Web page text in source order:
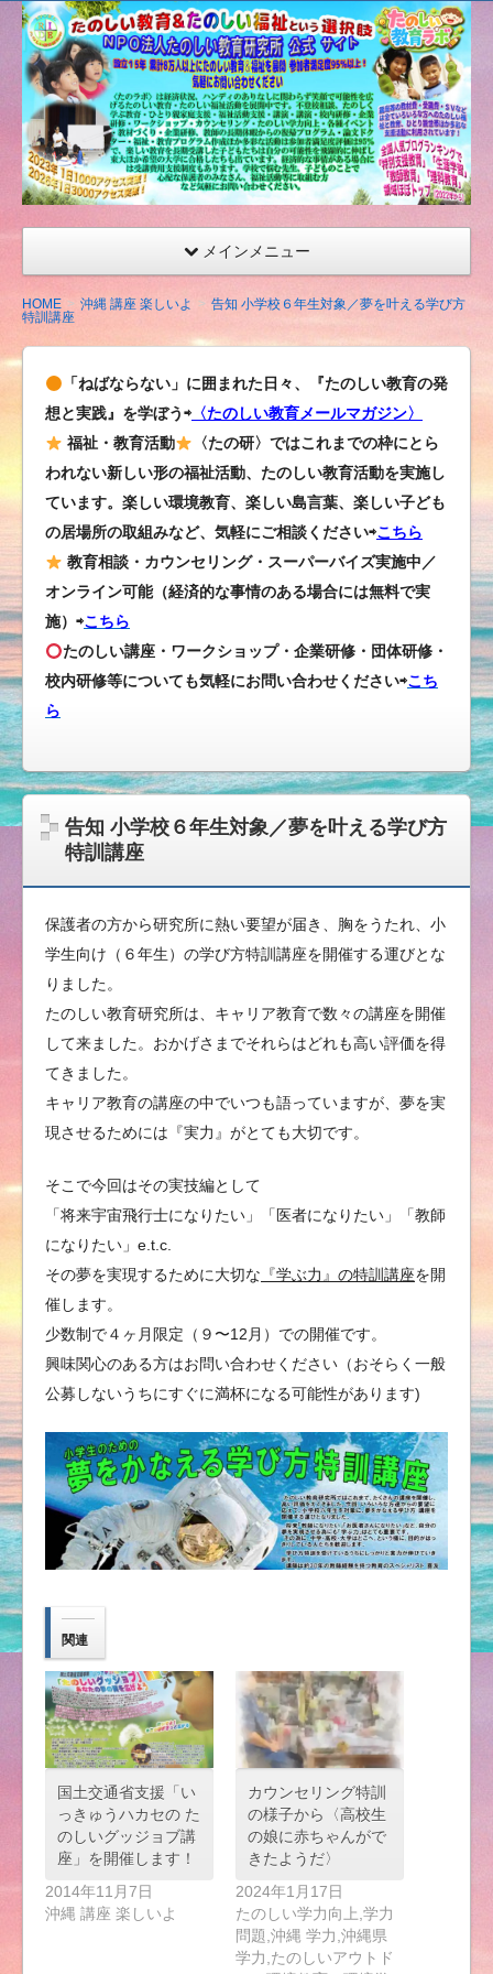
たの
しい
教育
研究
所
（沖
縄）
公式
ト
メインメニュー
HOME 沖縄 講座 楽しいよ
告知 小学校６年生対象／夢を叶える学び方
特訓講座
「ねばならない」に囲まれた日々、『たのしい教育の発
想と実践』を学ぼう⇨ 〈たのしい教育メールマガジン〉
福祉・教育活動
〈たの研〉ではこれまでの枠にとら
われない新しい形の福祉活動、たのしい教育活動を実施し
ています。楽しい環境教育、楽しい島言葉、楽しい子ども
の居場所の取組みなど、気軽にご相談ください⇨こちら
教育相談・カウンセリング・スーパーバイズ実施中／
オンライン可能（経済的な事情のある場合には無料で実
施）⇨こちら
たのしい講座・ワークショップ・企業研修・団体研修・
校内研修等についても気軽にお問い合わせください⇨こち
ら
告知 小学校６年生対象／夢を叶える学び方
特訓講座
保護者の方から研究所に熱い要望が届き、胸をうたれ、小
学生向け（６年生）の学び方特訓講座を開催する運びとな
りました。
たのしい教育研究所は、キャリア教育で数々の講座を開催
して来ました。おかげさまでそれらはどれも高い評価を得
てきました。
キャリア教育の講座の中でいつも語っていますが、夢を実
現させるためには『実力』がとても大切です。
そこで今回はその実技編として
「将来宇宙飛行士になりたい」「医者になりたい」「教師
になりたい」e.t.c.
その夢を実現するために大切な 『学ぶ力』の特訓講座を開
催します。
少数制で４ヶ月限定（９〜12月）での開催です。
興味関心のある方はお問い合わせください（おそらく一般
公募しないうちにすぐに満杯になる可能性があります)
関連
国土交通省支援「い
っきゅうハカセの た
のしいグッジョブ講
座」を開催します！
2014年11月7日
沖縄 講座 楽しいよ
カウンセリング特訓
の様子から〈高校生
の娘に赤ちゃんがで
きたようだ〉
2024年1月17日
たのしい学力向上,学力
問題,沖縄 学力,沖縄県
学力,たのしいアウトド